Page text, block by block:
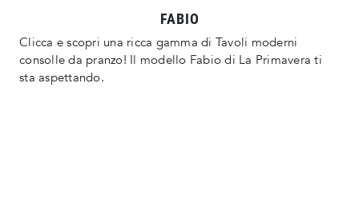
FABIO
Clicca e scopri una ricca gamma di Tavoli moderni
consolle da pranzo! Il modello Fabio di La Primavera ti
sta aspettando.